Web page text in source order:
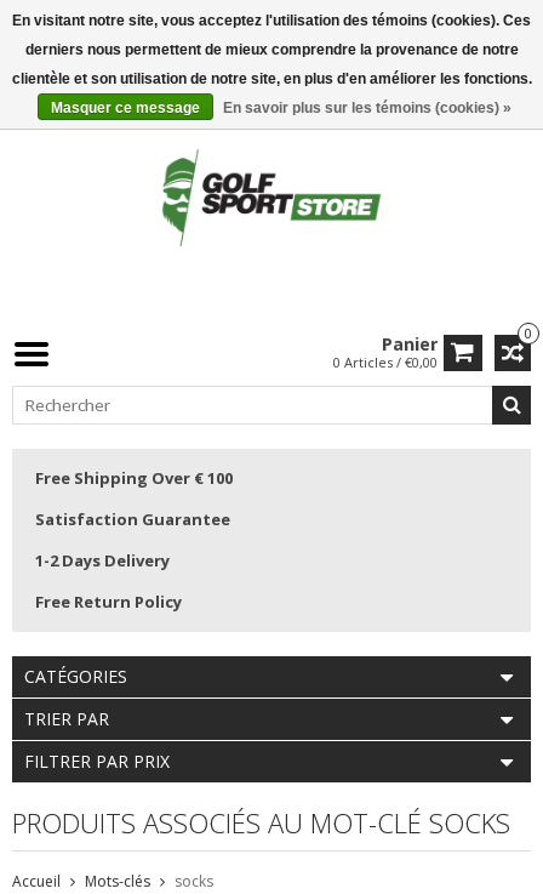
0
Panier
0 Articles / €0,00
Free Shipping Over € 100
Satisfaction Guarantee
1-2 Days Delivery
Free Return Policy
CATÉGORIES
TRIER PAR
FILTRER PAR PRIX
PRODUITS ASSOCIÉS AU MOT-CLÉ SOCKS
Accueil Mots-clés socks
En visitant notre site, vous acceptez l'utilisation des témoins (cookies). Ces
derniers nous permettent de mieux comprendre la provenance de notre
clientèle et son utilisation de notre site, en plus d'en améliorer les fonctions.
Masquer ce message
En savoir plus sur les témoins (cookies) »